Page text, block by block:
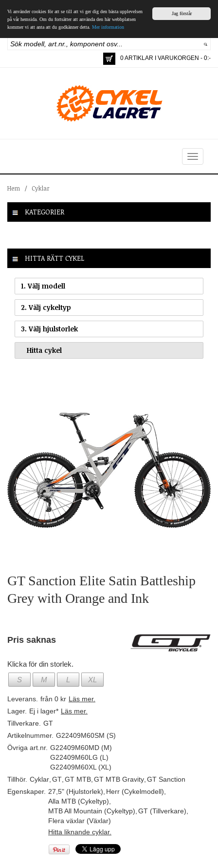
Jag förstår
Vi använder cookies för att se till att vi ger dig den bästa upplevelsen
på vår hemsida. Om du fortsätter att använda den här webbplatsen
kommer vi att anta att du godkänner detta. Mer information
0 ARTIKLAR I VARUKORGEN - 0:-
Toggle
navigation
Hem / Cyklar
KATEGORIER
HITTA RÄTT CYKEL
1. Välj modell
2. Välj cykeltyp
3. Välj hjulstorlek
GT Sanction Elite Satin Battleship
Grey with Orange and Ink
Pris saknas
Klicka för din storlek.
S
M L XL
Leverans. från 0 kr Läs mer.
Lager. Ej i lager* Läs mer.
Tillverkare. GT
Artikelnummer. G22409M60SM (S)
Övriga art.nr. G22409M60MD (M)
G22409M60LG (L)
G22409M60XL (XL)
Tillhör. Cyklar GT GT MTB GT MTB Gravity GT Sanction
Egenskaper. 27,5" (Hjulstorlek) Herr (Cykelmodell)
Alla MTB (Cykeltyp)
MTB All Mountain (Cykeltyp) GT (Tillverkare)
Flera växlar (Växlar)
Hitta liknande cyklar.